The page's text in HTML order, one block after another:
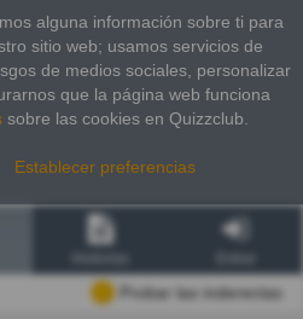
alguna información sobre ti para
sitio web; usamos servicios de
de medios sociales, personalizar
que la página web funciona
sobre las cookies en Quizzclub.
Establecer preferencias
Probar las inderectas